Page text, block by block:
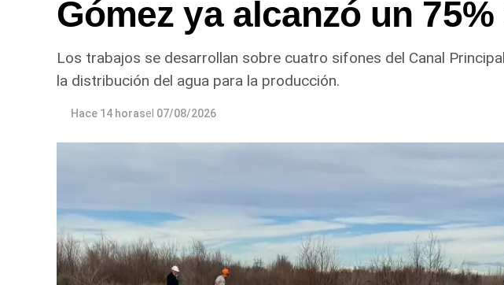
Gómez ya alcanzó un
Los trabajos se desarrollan sobre cuatro sifones del Canal
la distribución del agua para la producción.
Hace 14 horasel 07/08/2026